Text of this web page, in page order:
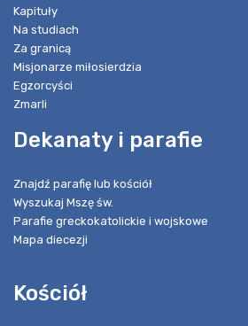
Kapituły
Na studiach
Za granicą
Misjonarze miłosierdzia
Egzorcyści
Zmarli
Dekanaty i parafie
Znajdź parafię lub kościół
Wyszukaj Mszę św.
Parafie greckokatolickie i wojskowe
Mapa diecezji
Kościół